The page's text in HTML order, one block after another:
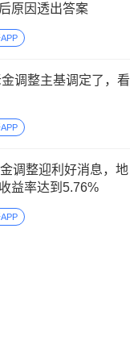
原因透出答案
调整主基调定了，看
调整迎利好消息，地
益率达到5.76%